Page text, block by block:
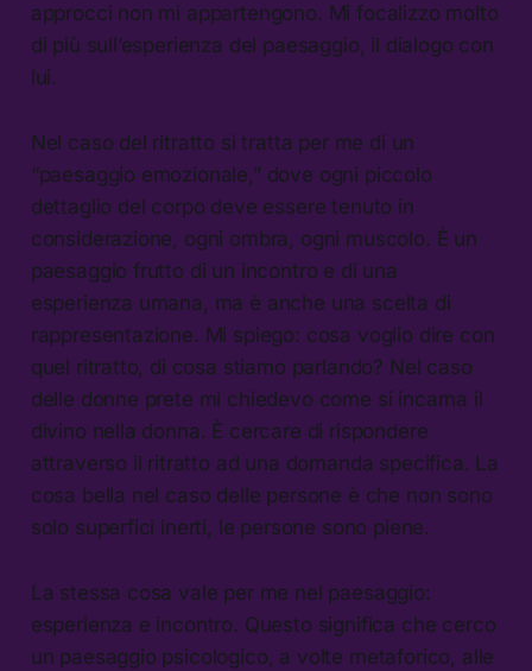
approcci non mi appartengono. Mi focalizzo molto
di più sull’esperienza del paesaggio, il dialogo con
lui.
Nel caso del ritratto si tratta per me di un
“paesaggio emozionale,” dove ogni piccolo
dettaglio del corpo deve essere tenuto in
considerazione, ogni ombra, ogni muscolo. È un
paesaggio frutto di un incontro e di una
esperienza umana, ma è anche una scelta di
rappresentazione. Mi spiego: cosa voglio dire con
quel ritratto, di cosa stiamo parlando? Nel caso
delle donne prete mi chiedevo come si incarna il
divino nella donna. È cercare di rispondere
attraverso il ritratto ad una domanda specifica. La
cosa bella nel caso delle persone è che non sono
solo superfici inerti, le persone sono piene.
La stessa cosa vale per me nel paesaggio:
esperienza e incontro. Questo significa che cerco
un paesaggio psicologico, a volte metaforico, alle